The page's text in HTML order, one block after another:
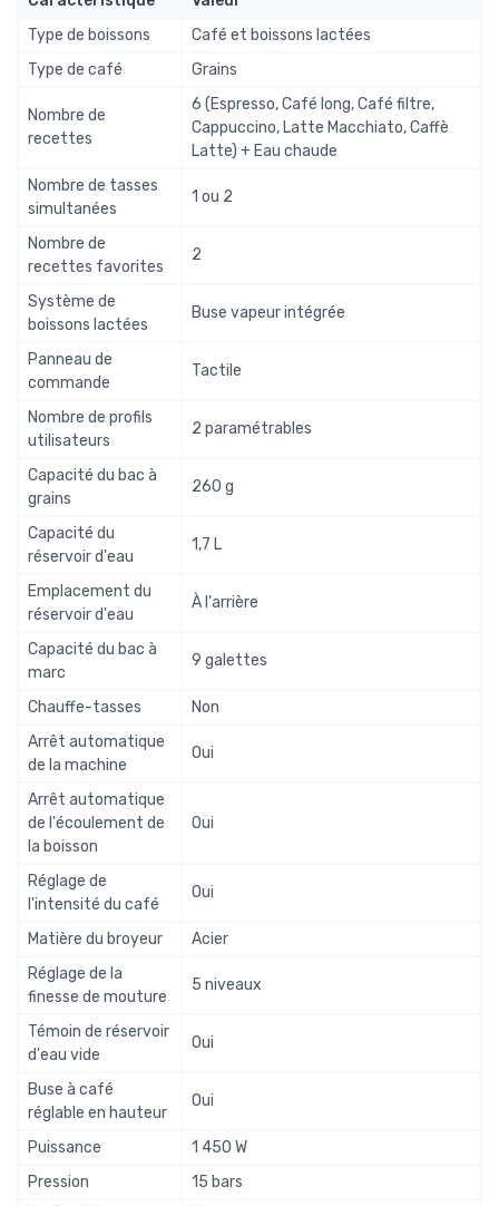
Type de boissons
Café et boissons lactées
Type de café
Grains
Nombre de
recettes
6 (Espresso, Café long, Café filtre,
Cappuccino, Latte Macchiato, Caffè
Latte) + Eau chaude
Nombre de tasses
simultanées
1 ou 2
Nombre de
recettes favorites
2
Système de
boissons lactées
Buse vapeur intégrée
Panneau de
commande
Tactile
Nombre de profils
utilisateurs
2 paramétrables
Capacité du bac à
grains
260 g
Capacité du
réservoir d'eau
1,7 L
Emplacement du
réservoir d'eau
À l'arrière
Capacité du bac à
marc
9 galettes
Chauffe-tasses
Non
Arrêt automatique
de la machine
Oui
Arrêt automatique
de l'écoulement de
la boisson
Oui
Réglage de
l'intensité du café
Oui
Matière du broyeur
Acier
Réglage de la
finesse de mouture
5 niveaux
Témoin de réservoir
d'eau vide
Oui
Buse à café
réglable en hauteur
Oui
Puissance
1 450 W
Pression
15 bars